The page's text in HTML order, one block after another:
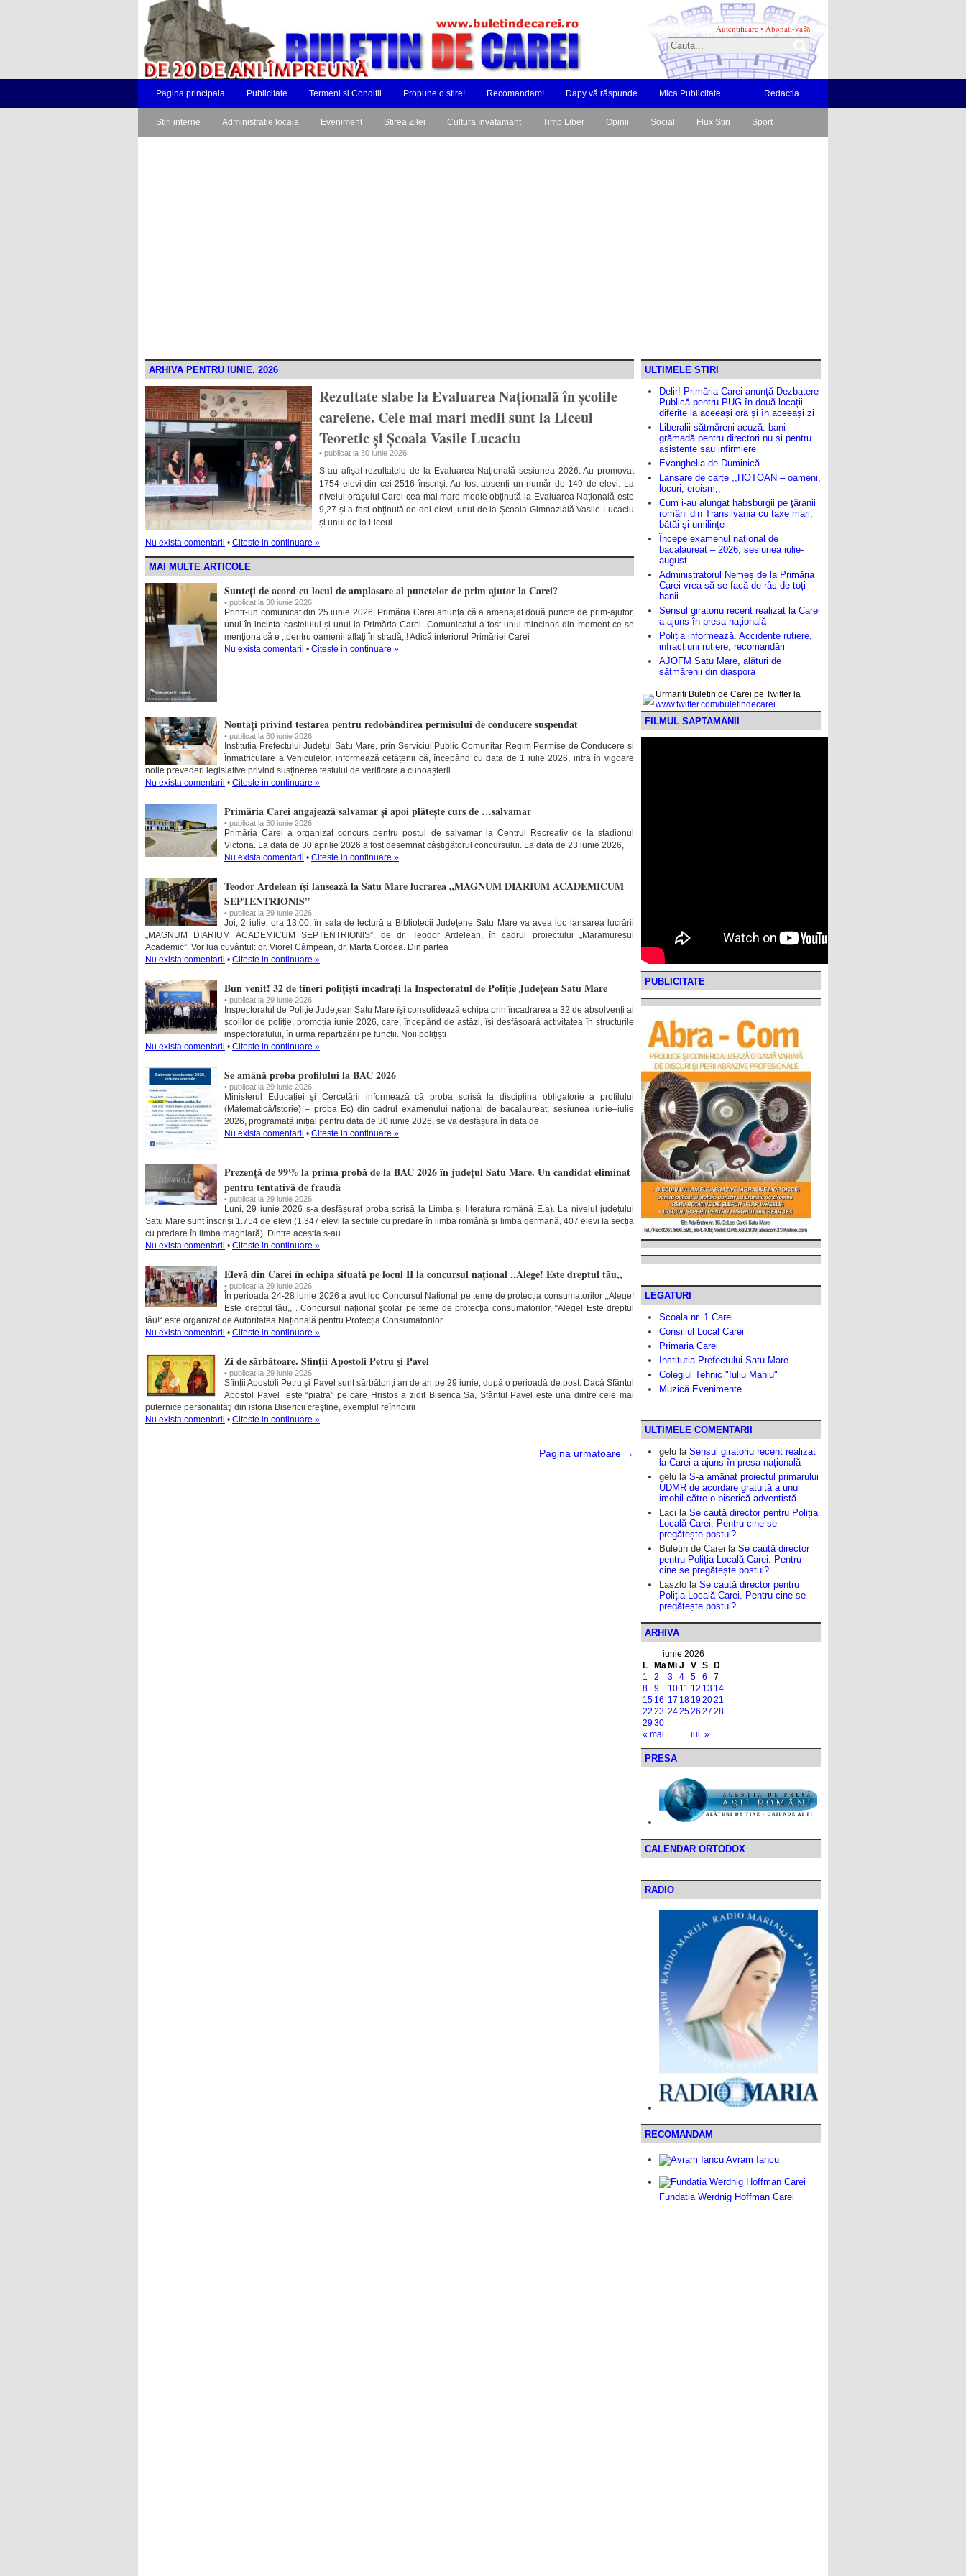
Autentificare • Abonati-va
Pagina principala Publicitate Termeni si Conditii Propune o stire! Recomandam! Dapy vă răspunde Mica Publicitate Redactia
Stiri interne Administratie locala Eveniment Stirea Zilei Cultura Invatamant Timp Liber Opinii Social Flux Stiri Sport
ARHIVA PENTRU IUNIE, 2026
Rezultate slabe la Evaluarea Națională în școlile
careiene. Cele mai mari medii sunt la Liceul
Teoretic și Școala Vasile Lucaciu
• publicat la 30 iunie 2026
S-au afișat rezultatele de la Evaluarea Națională sesiunea 2026. Au promovat
1754 elevi din cei 2516 înscriși. Au fost absenți un număr de 149 de elevi. La
nivelul orașului Carei cea mai mare medie obținută la Evaluarea Națională este
9,27 și a fost obținută de doi elevi, unul de la Școala Gimnazială Vasile Lucaciu
și unul de la Liceul
Nu exista comentarii • Citeste in continuare »
MAI MULTE ARTICOLE
Sunteți de acord cu locul de amplasare al punctelor de prim ajutor la Carei?
• publicat la 30 iunie 2026
Printr-un comunicat din 25 iunie 2026, Primăria Carei anunța că a amenajat două puncte de prim-ajutor,
unul în incinta castelului și unul la Primăria Carei. Comunicatul a fost unul mincinos din moment ce se
menționa că e ,,pentru oamenii aflați în stradă,,! Adică interiorul Primăriei Carei
Nu exista comentarii • Citeste in continuare »
Noutăți privind testarea pentru redobândirea permisului de conducere suspendat
• publicat la 30 iunie 2026
Instituția Prefectului Județul Satu Mare, prin Serviciul Public Comunitar Regim Permise de Conducere și
Înmatriculare a Vehiculelor, informează cetățenii că, începând cu data de 1 iulie 2026, intră în vigoare
noile prevederi legislative privind susținerea testului de verificare a cunoașterii
Nu exista comentarii • Citeste in continuare »
Primăria Carei angajează salvamar și apoi plătește curs de …salvamar
• publicat la 30 iunie 2026
Primăria Carei a organizat concurs pentru postul de salvamar la Centrul Recreativ de la stadionul
Victoria. La data de 30 aprilie 2026 a fost desemnat câștigătorul concursului. La data de 23 iunie 2026,
Nu exista comentarii • Citeste in continuare »
Teodor Ardelean își lansează la Satu Mare lucrarea „MAGNUM DIARIUM ACADEMICUM
SEPTENTRIONIS”
• publicat la 29 iunie 2026
Joi, 2 iulie, ora 13:00, în sala de lectură a Bibliotecii Județene Satu Mare va avea loc lansarea lucrării
„MAGNUM DIARIUM ACADEMICUM SEPTENTRIONIS”, de dr. Teodor Ardelean, în cadrul proiectului „Maramureșul
Academic”. Vor lua cuvântul: dr. Viorel Câmpean, dr. Marta Cordea. Din partea
Nu exista comentarii • Citeste in continuare »
Bun venit! 32 de tineri polițiști încadrați la Inspectoratul de Poliție Județean Satu Mare
• publicat la 29 iunie 2026
Inspectoratul de Poliție Județean Satu Mare își consolidează echipa prin încadrarea a 32 de absolvenți ai
școlilor de poliție, promoția iunie 2026, care, începând de astăzi, își desfășoară activitatea în structurile
inspectoratului, în urma repartizării pe funcții. Noii polițiști
Nu exista comentarii • Citeste in continuare »
Se amână proba profilului la BAC 2026
• publicat la 29 iunie 2026
Ministerul Educației și Cercetării informează că proba scrisă la disciplina obligatorie a profilului
(Matematică/Istorie) – proba Ec) din cadrul examenului național de bacalaureat, sesiunea iunie–iulie
2026, programată inițial pentru data de 30 iunie 2026, se va desfășura în data de
Nu exista comentarii • Citeste in continuare »
Prezență de 99% la prima probă de la BAC 2026 în județul Satu Mare. Un candidat eliminat
pentru tentativă de fraudă
• publicat la 29 iunie 2026
Luni, 29 iunie 2026 s-a desfășurat proba scrisă la Limba și literatura română E.a). La nivelul județului
Satu Mare sunt înscriși 1.754 de elevi (1.347 elevi la secțiile cu predare în limba română și limba germană, 407 elevi la secția
cu predare în limba maghiară). Dintre aceștia s-au
Nu exista comentarii • Citeste in continuare »
Elevă din Carei în echipa situată pe locul II la concursul național ,,Alege! Este dreptul tău,,
• publicat la 29 iunie 2026
În perioada 24-28 iunie 2026 a avut loc Concursul Național pe teme de protecția consumatorilor ,,Alege!
Este dreptul tău,, . Concursul naţional şcolar pe teme de protecţia consumatorilor, “Alege! Este dreptul
tău!“ este organizat de Autoritatea Națională pentru Protecția Consumatorilor
Nu exista comentarii • Citeste in continuare »
Zi de sărbătoare. Sfinţii Apostoli Petru şi Pavel
• publicat la 29 iunie 2026
Sfinții Apostoli Petru și Pavel sunt sărbătoriți an de an pe 29 iunie, după o perioadă de post. Dacă Sfântul
Apostol Pavel este “piatra” pe care Hristos a zidit Biserica Sa, Sfântul Pavel este una dintre cele mai
puternice personalităţi din istoria Bisericii creştine, exemplul reînnoirii
Nu exista comentarii • Citeste in continuare »
Pagina urmatoare →
ULTIMELE STIRI
Delir! Primăria Carei anunță Dezbatere
Publică pentru PUG în două locații
diferite la aceeași oră și în aceeași zi
Liberalii sătmăreni acuză: bani
grămadă pentru directori nu și pentru
asistente sau infirmiere
Evanghelia de Duminică
Lansare de carte ,,HOTOAN – oameni,
locuri, eroism,,
Cum i-au alungat habsburgii pe ţăranii
români din Transilvania cu taxe mari,
bătăi şi umilinţe
Începe examenul național de
bacalaureat – 2026, sesiunea iulie-
august
Administratorul Nemeș de la Primăria
Carei vrea să se facă de râs de toți
banii
Sensul giratoriu recent realizat la Carei
a ajuns în presa națională
Poliția informează. Accidente rutiere,
infracțiuni rutiere, recomandări
AJOFM Satu Mare, alături de
sătmărenii din diaspora
Urmariti Buletin de Carei pe Twitter la
www.twitter.com/buletindecarei
FILMUL SAPTAMANII
PUBLICITATE
LEGATURI
Scoala nr. 1 Carei
Consiliul Local Carei
Primaria Carei
Institutia Prefectului Satu-Mare
Colegiul Tehnic "Iuliu Maniu"
Muzică Evenimente
ULTIMELE COMENTARII
gelu la Sensul giratoriu recent realizat
la Carei a ajuns în presa națională
gelu la S-a amânat proiectul primarului
UDMR de acordare gratuită a unui
imobil către o biserică adventistă
Laci la Se caută director pentru Poliția
Locală Carei. Pentru cine se
pregătește postul?
Buletin de Carei la Se caută director
pentru Poliția Locală Carei. Pentru
cine se pregătește postul?
Laszlo la Se caută director pentru
Poliția Locală Carei. Pentru cine se
pregătește postul?
ARHIVA
iunie 2026
L
Ma Mi J V S D
« mai iul. »
1 2 3 4 5 6
7
8
9 10 11 12 13 14
15 16 17 18 192021
22 23 242526 27 28
2930
PRESA
CALENDAR ORTODOX
RADIO
RECOMANDAM
Avram Iancu
Fundatia Werdnig Hoffman Carei